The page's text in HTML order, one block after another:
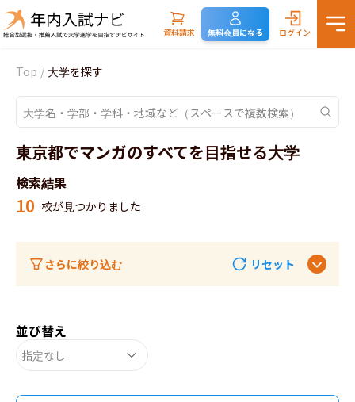
資料請求 無料会員になる ログイン
Top / 大学を探す
東京都でマンガのすべてを目指せる大学
検索結果
10 校が見つかりました
さらに絞り込む リセット
並び替え
指定なし